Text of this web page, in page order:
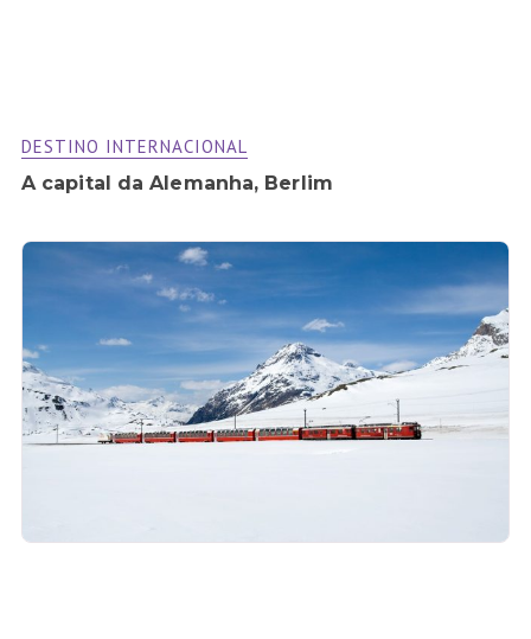
DESTINO INTERNACIONAL
A capital da Alemanha, Berlim